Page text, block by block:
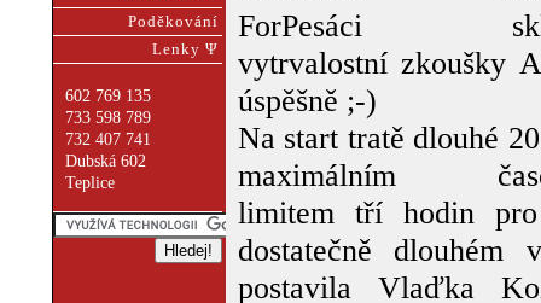
Poděkování
Lenky Ψ
602 769 135
733 598 789
732 407 741
Dubská 602
Teplice
ForPesáci
vytrvalostní zkoušky
úspěšně ;-)
Na start tratě dlouhé
maximálním
limitem tří hodin
dostatečně
postavila Vlaďka